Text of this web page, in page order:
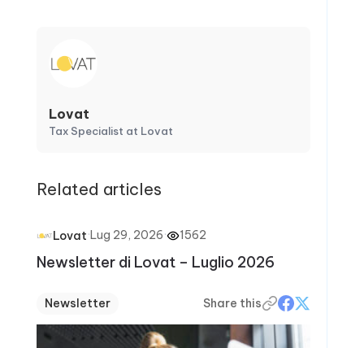
Lovat
Tax Specialist at Lovat
Related articles
Lovat·Lug 29, 2026· 1562
Newsletter di Lovat – Luglio 2026
Newsletter Share this